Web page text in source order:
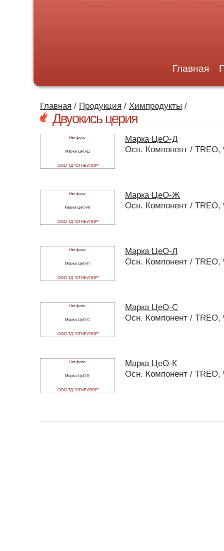
Главная
Главная / Продукция / Химпродукты /
Двуокись церия
Марка ЦеО-Д
Осн. Компонент / TREO,
Марка ЦеО-Ж
Осн. Компонент / TREO,
Марка ЦеО-Л
Осн. Компонент / TREO,
Марка ЦеО-С
Осн. Компонент / TREO,
Марка ЦеО-К
Осн. Компонент / TREO,